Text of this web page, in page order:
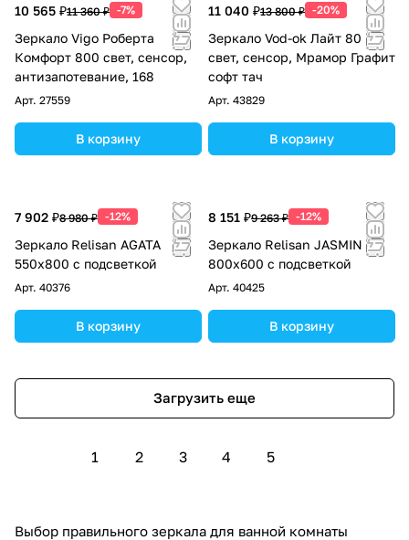
10 565 ₽11 360 ₽ -7%
Зеркало Vigo Роберта
Комфорт 800 свет, сенсор,
антизапотевание, 168
Арт. 27559
В корзину
11 040 ₽13 800 ₽ -20%
Зеркало Vod-ok Лайт 80
свет, сенсор, Мрамор Графит
софт тач
Арт. 43829
В корзину
7 902 ₽8 980 ₽ -12%
Зеркало Relisan AGATA
550х800 с подсветкой
Арт. 40376
В корзину
8 151 ₽9 263 ₽ -12%
Зеркало Relisan JASMIN
800х600 с подсветкой
Арт. 40425
В корзину
Загрузить еще
1 2 3 4 5
Выбор правильного зеркала для ванной комнаты